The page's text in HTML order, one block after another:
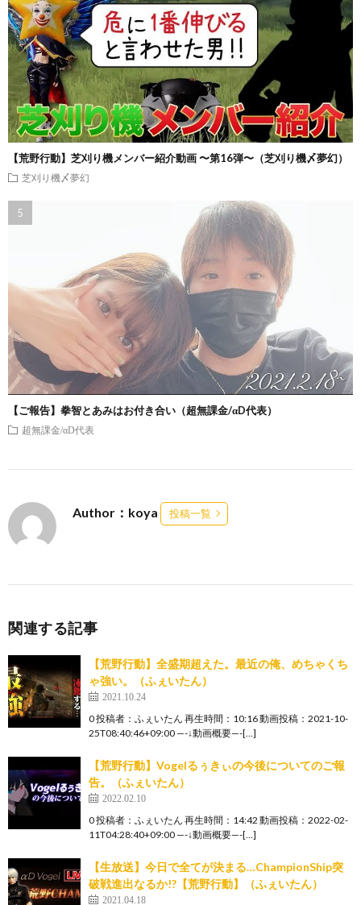
【荒野行動】芝刈り機メンバー紹介動画 〜第16弾〜（芝刈り機〆夢幻）
芝刈り機〆夢幻
【ご報告】拳智とあみはお付き合い（超無課金/αD代表）
超無課金/αD代表
Author：koya 投稿一覧
関連する記事
【荒野行動】全盛期超えた。最近の俺、めちゃくち
ゃ強い。（ふぇいたん）
2021.10.24
0 投稿者：ふぇいたん 再生時間：10:16 動画投稿：2021-10-
25T08:40:46+09:00 —-↓動画概要—-[…]
【荒野行動】Vogelるぅきぃの今後についてのご報
告。（ふぇいたん）
2022.02.10
0 投稿者：ふぇいたん 再生時間：14:42 動画投稿：2022-02-
11T04:28:40+09:00 —-↓動画概要—-[…]
【生放送】今日で全てが決まる…ChampionShip突
破戦進出なるか!?【荒野行動】（ふぇいたん）
2021.04.18